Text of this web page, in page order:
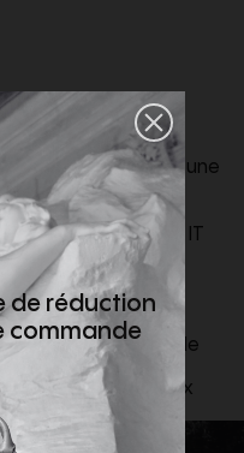
dans le dos
taille aux pieds sur une
et porte une taille IT
30% Polyamide
8% Spandex
de réduction
commande